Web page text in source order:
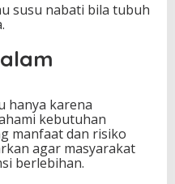
susu nabati bila tubuh
hanya karena
kebutuhan
manfaat dan risiko
agar masyarakat
berlebihan.